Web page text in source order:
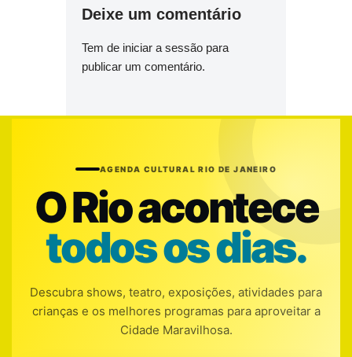
Deixe um comentário
Tem de iniciar a sessão para
publicar um comentário.
AGENDA CULTURAL RIO DE JANEIRO
O Rio acontece
todos os dias.
Descubra shows, teatro, exposições, atividades para
crianças e os melhores programas para aproveitar a
Cidade Maravilhosa.